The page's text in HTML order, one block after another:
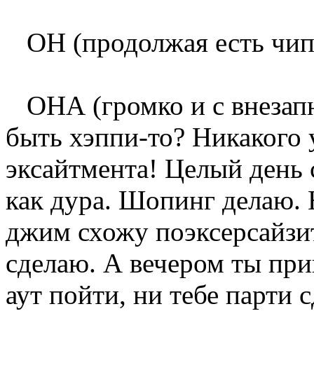
ОН (продолжая есть
ОНА (громко и с
быть хэппи-то?
эксайтмента! Целый
как дура. Шопинг делаю.
джим схожу
сделаю. А вечером ты
аут пойти, ни тебе парти